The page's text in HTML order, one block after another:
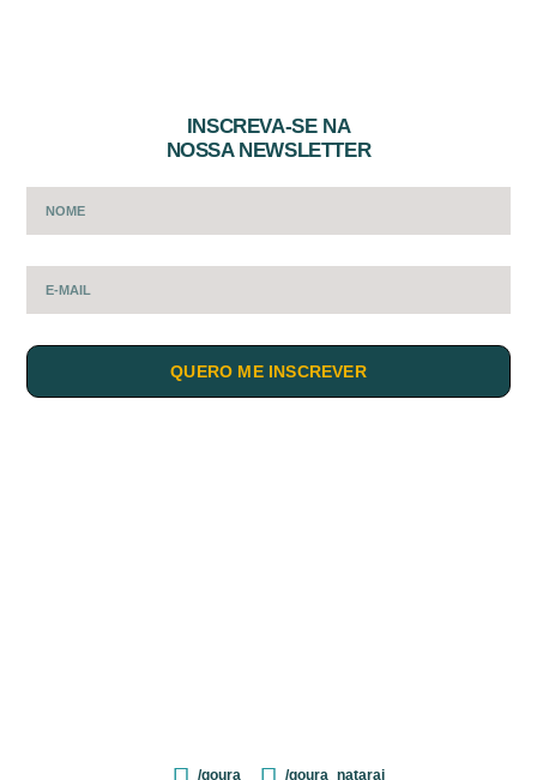
INSCREVA-SE NA
NOSSA NEWSLETTER
QUERO ME INSCREVER
/goura /goura_nataraj